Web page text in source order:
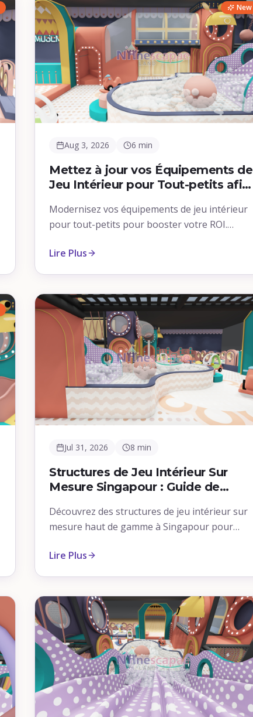
New
Aug 3, 2026 6 min
Mettez à jour vos Équipements de
Jeu Intérieur pour Tout-petits afin
Investissement Commercial
Modernisez vos équipements de jeu intérieur
pour tout-petits pour booster votre ROI.
l'espace et les stratégies d'approvisionnement
Lire Plus
Jul 31, 2026 8 min
Structures de Jeu Intérieur Sur
Mesure Singapour : Guide de
Gamme 2026
Découvrez des structures de jeu intérieur sur
mesure haut de gamme à Singapour pour
propriétés individuelles. Explorez design,
Lire Plus